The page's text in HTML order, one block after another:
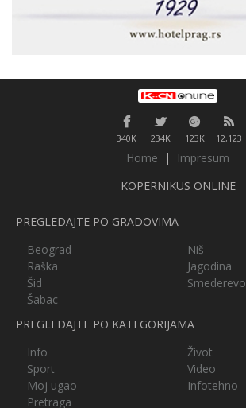
340K 234K 123K 12,123
Home |
Impresum
KOPERNIKUS ONLINE
PREGLEDAJTE PO GRADOVIMA
Beograd
Niš
Raška
Jagodina
Šid
Smederevo
Šabac
PREGLEDAJTE PO KATEGORIJAMA
Info
Život
Sport
Video
Moj ugao
Infotehno
Pretraga